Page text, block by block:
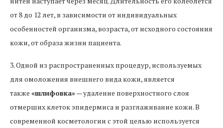
от 8 до 12 лет, в зависимости от индивидуальных
особенностей организма, возраста, от исходного состояния
кожи, от образа жизни пациента.
3. Одной из распространенных процедур, используемых
для омоложения внешнего вида кожи, является
также «шлифовка»— удаление поверхностного слоя
отмерших клеток эпидермиса и разглаживание кожи. В
современной косметологии с этой целью используется